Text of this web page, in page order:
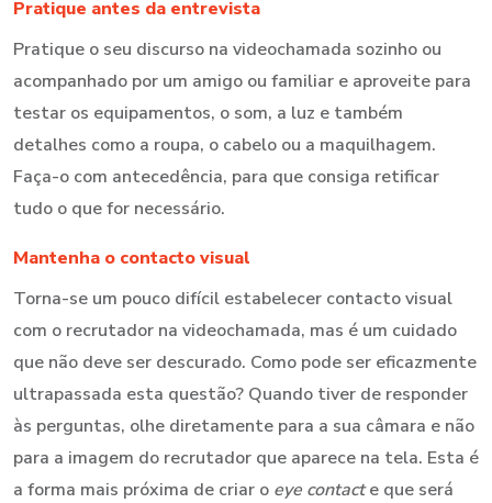
Pratique antes da entrevista
Pratique o seu discurso na videochamada sozinho ou
acompanhado por um amigo ou familiar e aproveite para
testar os equipamentos, o som, a luz e também
detalhes como a roupa, o cabelo ou a maquilhagem.
Faça-o com antecedência, para que consiga retificar
tudo o que for necessário.
Mantenha o contacto visual
Torna-se um pouco difícil estabelecer contacto visual
com o recrutador na videochamada, mas é um cuidado
que não deve ser descurado. Como pode ser eficazmente
ultrapassada esta questão? Quando tiver de responder
às perguntas, olhe diretamente para a sua câmara e não
para a imagem do recrutador que aparece na tela. Esta é
a forma mais próxima de criar o eye contacte que será